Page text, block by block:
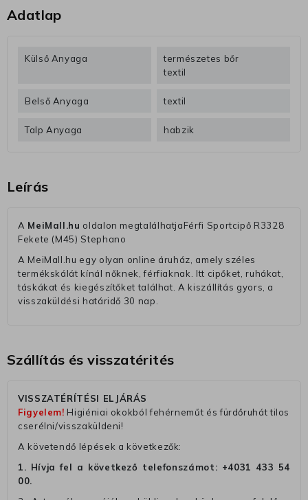
Adatlap
Külső Anyaga
természetes bőr
textil
Belső Anyaga textil
Talp Anyaga habzik
Leírás
A MeiMall.hu oldalon megtalálhatjaFérfi Sportcipő R3328
Fekete (M45) Stephano
A MeiMall.hu egy olyan online áruház, amely széles
termékskálát kínál nőknek, férfiaknak. Itt cipőket, ruhákat,
táskákat és kiegészítőket találhat. A kiszállítás gyors, a
visszaküldési határidő 30 nap.
Szállítás és visszatérités
VISSZATÉRÍTÉSI ELJÁRÁS
Figyelem! Higiéniai okokból fehérneműt és fürdőruhát tilos
cserélni/visszaküldeni!
A követendő lépések a következők:
1. Hívja fel a következő telefonszámot: +4031 433 54
00.